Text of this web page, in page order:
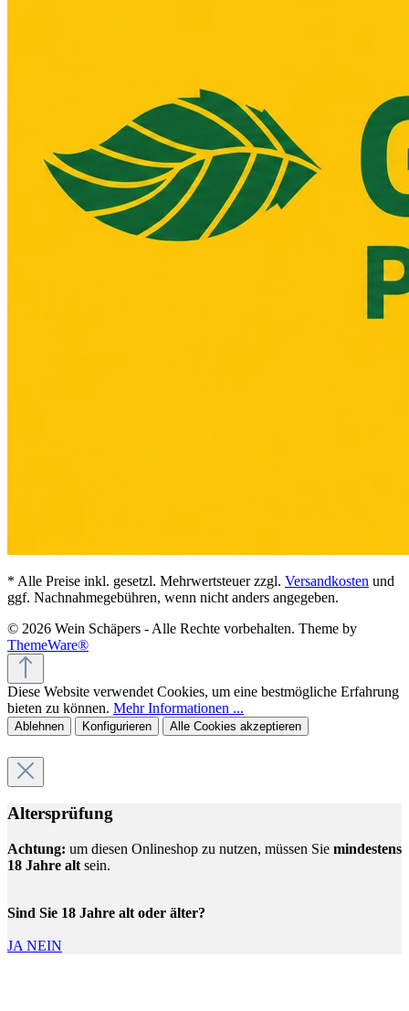
* Alle Preise inkl. gesetzl. Mehrwertsteuer zzgl. Versandkosten und
ggf. Nachnahmegebühren, wenn nicht anders angegeben.
© 2026 Wein Schäpers - Alle Rechte vorbehalten. Theme by
ThemeWare®
Diese Website verwendet Cookies, um eine bestmögliche Erfahrung
bieten zu können. Mehr Informationen ...
Ablehnen Konfigurieren Alle Cookies akzeptieren
Altersprüfung
Achtung: um diesen Onlineshop zu nutzen, müssen Sie mindestens
18 Jahre alt sein.
Sind Sie 18 Jahre alt oder älter?
JA NEIN